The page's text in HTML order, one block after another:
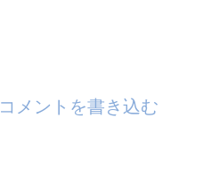
コメントを書き込む